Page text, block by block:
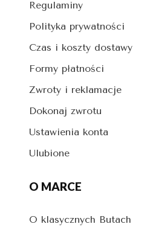
Regulaminy
Polityka prywatności
Czas i koszty dostawy
Formy płatności
Zwroty i reklamacje
Dokonaj zwrotu
Ustawienia konta
Ulubione
O MARCE
O klasycznych Butach